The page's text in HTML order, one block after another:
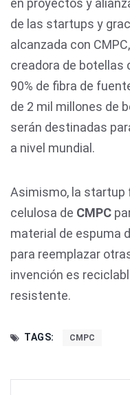
en proyectos y
de las startups y
alcanzada con
creadora de botellas
90% de fibra de
de 2 mil millones de
serán destinadas
a nivel mundial.
Asimismo, la startup
celulosa de CMPC
material de espuma
para reemplazar
invención es
resistente.
TAGS: CMPC